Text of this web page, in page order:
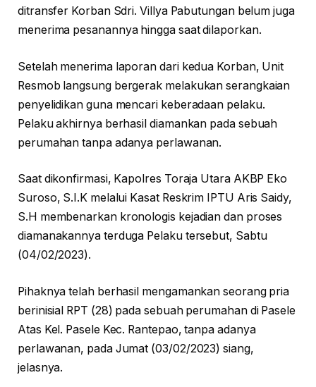
ditransfer Korban Sdri. Villya Pabutungan belum juga
menerima pesanannya hingga saat dilaporkan.
Setelah menerima laporan dari kedua Korban, Unit
Resmob langsung bergerak melakukan serangkaian
penyelidikan guna mencari keberadaan pelaku.
Pelaku akhirnya berhasil diamankan pada sebuah
perumahan tanpa adanya perlawanan.
Saat dikonfirmasi, Kapolres Toraja Utara AKBP Eko
Suroso, S.I.K melalui Kasat Reskrim IPTU Aris Saidy,
S.H membenarkan kronologis kejadian dan proses
diamanakannya terduga Pelaku tersebut, Sabtu
(04/02/2023).
Pihaknya telah berhasil mengamankan seorang pria
berinisial RPT (28) pada sebuah perumahan di Pasele
Atas Kel. Pasele Kec. Rantepao, tanpa adanya
perlawanan, pada Jumat (03/02/2023) siang,
jelasnya.